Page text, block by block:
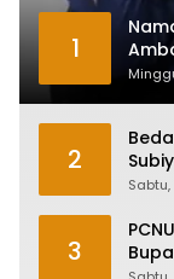
1
2
Sabtu,
3